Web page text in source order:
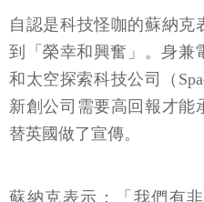
自認是科技怪咖的蘇納克
到「榮幸和興奮」。身兼
和太空探索科技公司（
新創公司需要高回報才能
替英國做了宣傳。
蘇納克表示：「我們有